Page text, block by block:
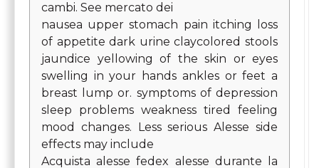
cambi. See mercato dei
nausea upper stomach pain itching loss
of appetite dark urine claycolored stools
jaundice yellowing of the skin or eyes
swelling in your hands ankles or feet a
breast lump or. symptoms of depression
sleep problems weakness tired feeling
mood changes. Less serious Alesse side
effects may include
Acquista alesse fedex alesse durante la